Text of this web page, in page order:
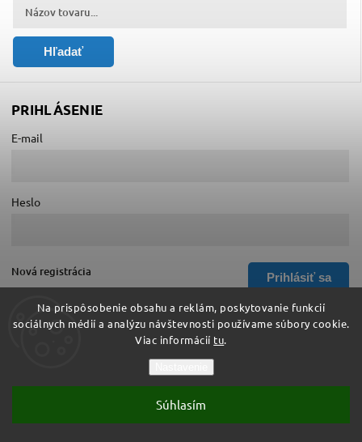
Na prispôsobenie obsahu a reklám, poskytovanie funkcií
sociálnych médií a analýzu návštevnosti používame súbory cookie.
Viac informácií tu.
Súhlasím
Hľadať
PRIHLÁSENIE
E-mail
Heslo
Prihlásiť sa
Nová registrácia
Hurá do školy. Všetky práva vyhradené.
Upraviť nastavenie cookies
Shoptet